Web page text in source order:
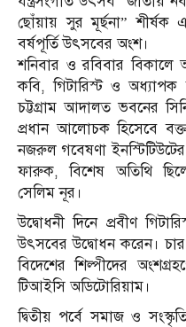
ছোঁয়ায় সুর মূর্ছনা” শীর্ষক
বর্ষপূর্তি উৎসবের অংশ।
শনিবার ও রবিবার বিকালে
কবি, গিটারিস্ট ও অধ্যাপক
চট্টগ্রাম আদালত ভবনের
প্রধান আলোচক হিসেবে
নজরুল গবেষণা
ফারুক, বিশেষ অতিথি
সেলিম নূর।
উদ্বোধনী দিনে প্রবীণ
উৎসবের উদ্বোধন করেন।
বিদেশের শিল্পীদের
টিআইসি অডিটোরিয়াম।
দ্বিতীয় পর্বে সমাজ ও